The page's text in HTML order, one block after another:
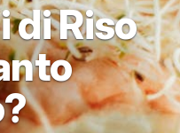
di Riso